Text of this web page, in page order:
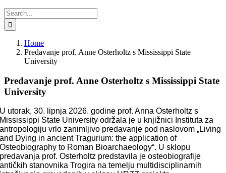
Search
for:
Home
Predavanje prof. Anne Osterholtz s Mississippi State
University
Predavanje prof. Anne Osterholtz s Mississippi State
University
U utorak, 30. lipnja 2026. godine prof. Anna Osterholtz s
Mississippi State University održala je u knjižnici Instituta za
antropologiju vrlo zanimljivo predavanje pod naslovom „Living
and Dying in ancient Tragurium: the application of
Osteobiography to Roman Bioarchaeology“. U sklopu
predavanja prof. Osterholtz predstavila je osteobiografije
antičkih stanovnika Trogira na temelju multidisciplinarnih